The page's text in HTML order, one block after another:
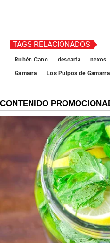
TAGS RELACIONADOS
Rubén Cano descarta nexos
Gamarra
Los Pulpos de Gamarra